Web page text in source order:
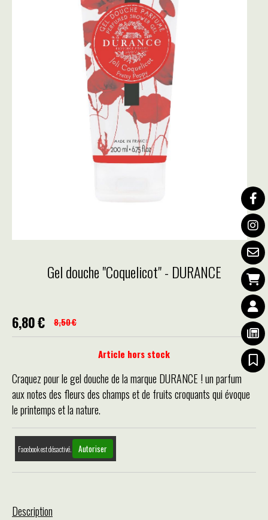
Gel douche "Coquelicot" - DURANCE
6,80€ 8,50€
Article hors stock
Craquez pour le gel douche de la marque DURANCE ! un parfum
aux notes des fleurs des champs et de fruits croquants qui évoque
le printemps et la nature.
Facebook est désactivé. Autoriser
Description